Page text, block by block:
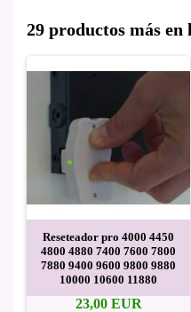
29 productos más
Reseteador pro 4000 4450
4800 4880 7400 7600 7800
7880 9400 9600 9800 9880
10000 10600 11880
23,00 EUR